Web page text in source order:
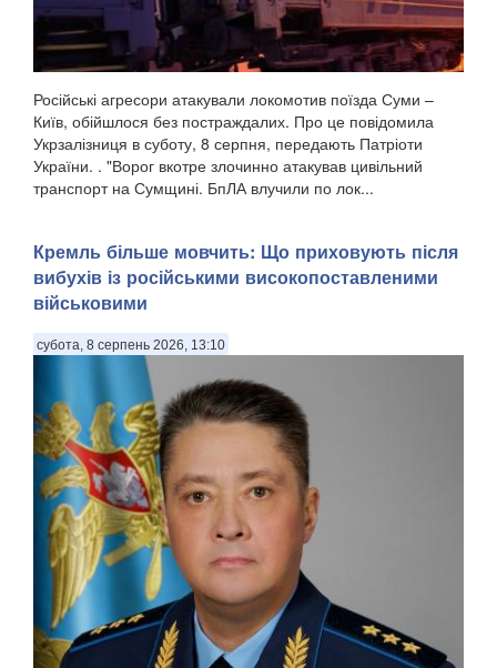
Російські агресори атакували локомотив поїзда Суми –
Київ, обійшлося без постраждалих. Про це повідомила
Укрзалізниця в суботу, 8 серпня, передають Патріоти
України. . "Ворог вкотре злочинно атакував цивільний
транспорт на Сумщині. БпЛА влучили по лок...
Кремль більше мовчить: Що приховують після
вибухів із російськими високопоставленими
військовими
субота, 8 серпень 2026, 13:10